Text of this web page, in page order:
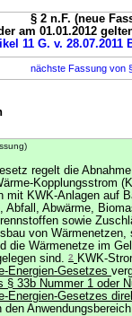
§ 2 n.F. (neue
am 01.01.2012
11 G. v. 28.07.2011
nächste Fassung von
regelt die
Kopplungsstrom
mit KWK-Anlagen auf
Abfall, Abwärme,
sowie
von Wärmenetzen,
die Wärmenetze im
sind. 2 KWK-
Energien-Gesetzes
§ 33b Nummer 1 oder
Energien-Gesetzes
den